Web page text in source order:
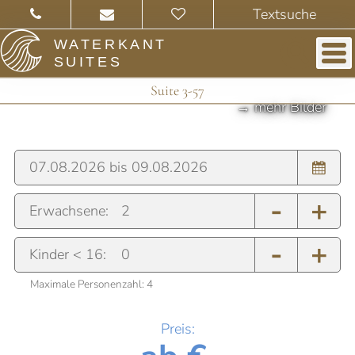
WATERKANT
SUITES
Suite 3-57
Erwachsene: - +
Kinder < 16: - +
Maximale Personenzahl:4
Preis: